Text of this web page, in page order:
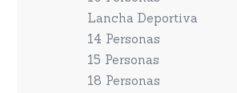
Lancha Deportiva
14 Personas
15 Personas
18 Personas